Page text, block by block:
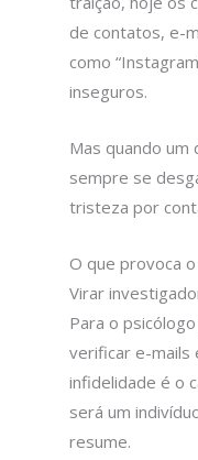
de contatos, e-
como
inseguros.
Mas quando um
sempre se
tristeza por
O que provoca
Virar
Para o
verificar e-mails
infidelidade é o
será um
resume.